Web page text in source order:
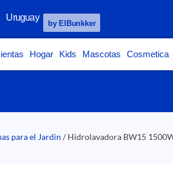
Uruguay
by ElBunkker
Hogar Kids Mascotas Cosmetica
para el Jardin / Hidrolavadora BW15